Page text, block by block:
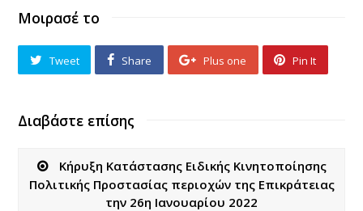
Μοιρασέ το
Tweet Share Plus one Pin It
Διαβάστε επίσης
Κήρυξη Κατάστασης Ειδικής Κινητοποίησης
Πολιτικής Προστασίας περιοχών της Επικράτειας
την 26η Ιανουαρίου 2022